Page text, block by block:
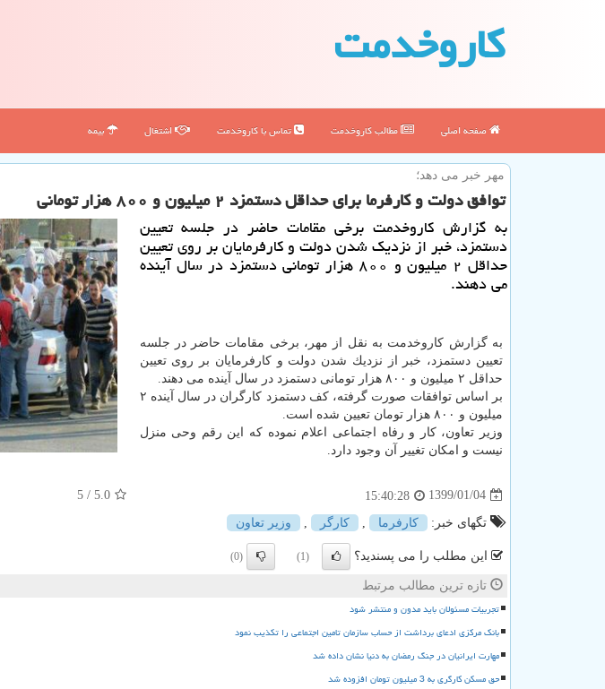
كاروخدمت
صفحه اصلی مطالب كاروخدمت تماس با كاروخدمت اشتغال بیمه
مهر خبر می دهد؛
توافق دولت و كارفرما برای حداقل دستمزد ۲ میلیون و ۸۰۰ هزار تومانی
به گزارش كاروخدمت برخی مقامات حاضر در جلسه تعیین
دستمزد، خبر از نزدیك شدن دولت و كارفرمایان بر روی تعیین
حداقل ۲ میلیون و ۸۰۰ هزار تومانی دستمزد در سال آینده
می دهند.
به گزارش كاروخدمت به نقل از مهر، برخی مقامات حاضر در جلسه
تعیین دستمزد، خبر از نزدیك شدن دولت و كارفرمایان بر روی تعیین
حداقل ۲ میلیون و ۸۰۰ هزار تومانی دستمزد در سال آینده می دهند.
بر اساس توافقات صورت گرفته، كف دستمزد كارگران در سال آینده ۲
میلیون و ۸۰۰ هزار تومان تعیین شده است.
وزیر تعاون، كار و رفاه اجتماعی اعلام نموده كه این رقم وحی منزل
نیست و امكان تغییر آن وجود دارد.
1399/01/04
15:40:28
5.0
/ 5
تگهای خبر: كارفرما كارگر وزیر تعاون
این مطلب را می پسندید؟ (1)
(0)
تازه ترین مطالب مرتبط
تجربیات مسئولان باید مدون و منتشر شود
بانک مرکزی ادعای برداشت از حساب سازمان تامین اجتماعی را تکذیب نمود
مهارت ایرانیان در جنگ رمضان به دنیا نشان داده شد
حق مسکن کارگری به 3 میلیون تومان افزوده شد